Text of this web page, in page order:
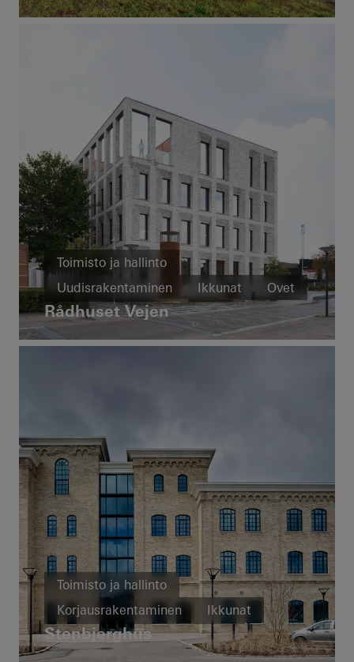
Denmark
Toimisto ja hallinto
Uudisrakentaminen
Ikkunat
Ovet
Julkisivut
Denmark
Rådhuset Vejen
Toimisto ja hallinto
Korjausrakentaminen
Ikkunat
Julkisivut
Denmark
Stenbjerghus